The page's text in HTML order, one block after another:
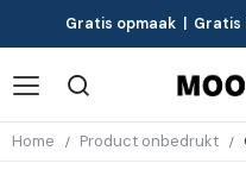
Gratis opmaak |
Home Product onbedrukt